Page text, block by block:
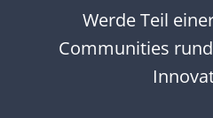
Werde Teil
Communities